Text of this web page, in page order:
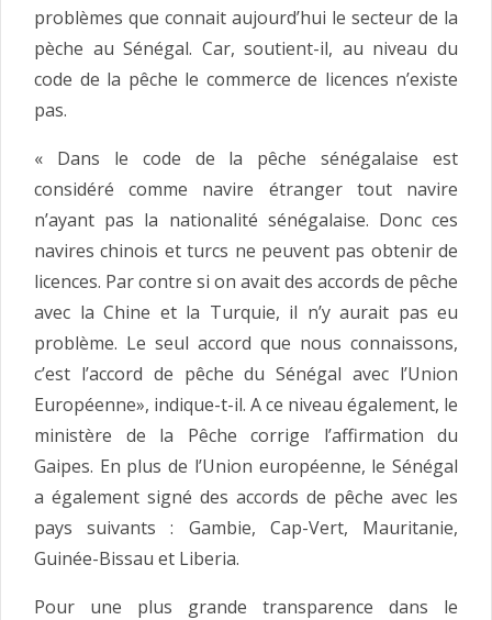
problèmes que connait aujourd’hui le secteur de la
pèche au Sénégal. Car, soutient-il, au niveau du
code de la pêche le commerce de licences n’existe
pas.
« Dans le code de la pêche sénégalaise est
considéré comme navire étranger tout navire
n’ayant pas la nationalité sénégalaise. Donc ces
navires chinois et turcs ne peuvent pas obtenir de
licences. Par contre si on avait des accords de pêche
avec la Chine et la Turquie, il n’y aurait pas eu
problème. Le seul accord que nous connaissons,
c’est l’accord de pêche du Sénégal avec l’Union
Européenne», indique-t-il. A ce niveau également, le
ministère de la Pêche corrige l’affirmation du
Gaipes. En plus de l’Union européenne, le Sénégal
a également signé des accords de pêche avec les
pays suivants : Gambie, Cap-Vert, Mauritanie,
Guinée-Bissau et Liberia.
Pour une plus grande transparence dans le